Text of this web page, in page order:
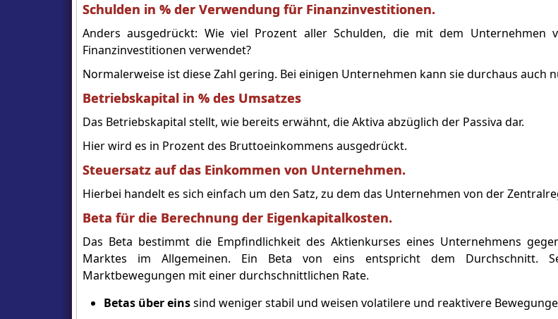
Schulden in % der Verwendung für Finanzinvestitionen.
Anders ausgedrückt: Wie viel Prozent aller Schulden, die mit dem Unternehmen
Finanzinvestitionen verwendet?
Normalerweise ist diese Zahl gering. Bei einigen Unternehmen kann sie durchaus auch
Betriebskapital in % des Umsatzes
Das Betriebskapital stellt, wie bereits erwähnt, die Aktiva abzüglich der Passiva dar.
Hier wird es in Prozent des Bruttoeinkommens ausgedrückt.
Steuersatz auf das Einkommen von Unternehmen.
Hierbei handelt es sich einfach um den Satz, zu dem das Unternehmen von der
Beta für die Berechnung der Eigenkapitalkosten.
Das Beta bestimmt die Empfindlichkeit des Aktienkurses eines Unternehmens
Marktes im Allgemeinen. Ein Beta von eins entspricht dem Durchschnitt.
Marktbewegungen mit einer durchschnittlichen Rate.
Betas über einssind weniger stabil und weisen volatilere und reaktivere